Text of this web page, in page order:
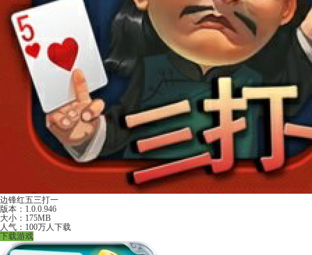
边锋红五三打一
版本：1.0.0.946
大小：175MB
人气：100万人下载
下载游戏